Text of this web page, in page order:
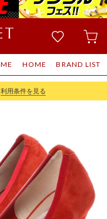
HOME BRAND LIST
利用条件を見る